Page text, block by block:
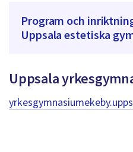
Program och
Uppsala estetiska
Uppsala